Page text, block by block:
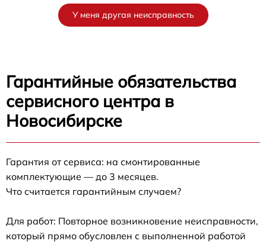
У меня другая неисправность
Гарантийные обязательства
сервисного центра в
Новосибирске
Гарантия от сервиса: на смонтированные
комплектующие — до 3 месяцев.
Что считается гарантийным случаем?
Для работ: Повторное возникновение неисправности,
который прямо обусловлен с выполненной работой